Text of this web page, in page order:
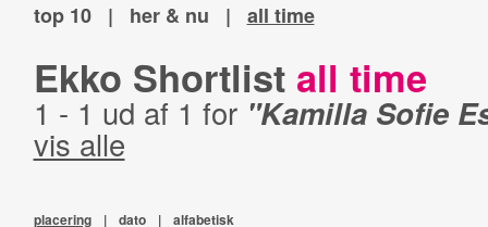
top 10 | her & nu | all time
Ekko Shortlist all time
1 - 1 ud af 1 for "Kamilla Sofie
vis alle
placering | dato | alfabetisk